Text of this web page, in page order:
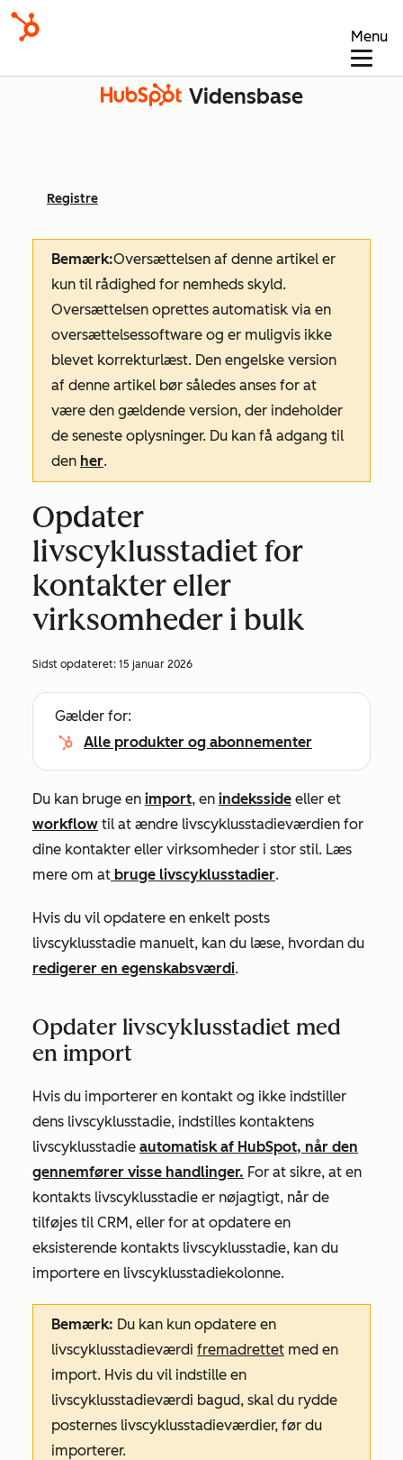
Menu
Vidensbase
Registre
Bemærk:Oversættelsen af denne artikel er
kun til rådighed for nemheds skyld.
Oversættelsen oprettes automatisk via en
oversættelsessoftware og er muligvis ikke
blevet korrekturlæst. Den engelske version
af denne artikel bør således anses for at
være den gældende version, der indeholder
de seneste oplysninger. Du kan få adgang til
den her.
Opdater
livscyklusstadiet for
kontakter eller
virksomheder i bulk
Sidst opdateret: 15 januar 2026
Gælder for:
Alle produkter og abonnementer
Du kan bruge en import, en indeksside eller et
workflow til at ændre livscyklusstadieværdien for
dine kontakter eller virksomheder i stor stil. Læs
mere om at bruge livscyklusstadier.
Hvis du vil opdatere en enkelt posts
livscyklusstadie manuelt, kan du læse, hvordan du
redigerer en egenskabsværdi.
Opdater livscyklusstadiet med
en import
Hvis du importerer en kontakt og ikke indstiller
dens livscyklusstadie, indstilles kontaktens
livscyklusstadie automatisk af HubSpot, når den
gennemfører visse handlinger. For at sikre, at en
kontakts livscyklusstadie er nøjagtigt, når de
tilføjes til CRM, eller for at opdatere en
eksisterende kontakts livscyklusstadie, kan du
importere en livscyklusstadiekolonne.
Bemærk: Du kan kun opdatere en
livscyklusstadieværdi fremadrettet med en
import. Hvis du vil indstille en
livscyklusstadieværdi bagud, skal du rydde
posternes livscyklusstadieværdier, før du
importerer.